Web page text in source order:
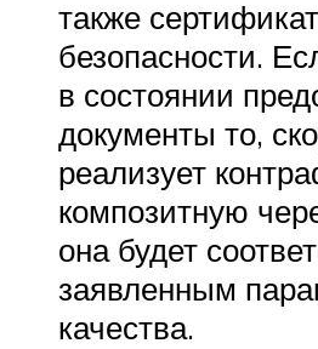
также
безопасности.
в состоянии
документы то,
реализует
композитную
она будет
заявленным
качества.